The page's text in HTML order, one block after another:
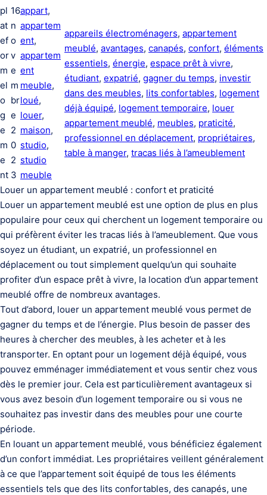
pl
at
ef
or
m
el
o
g
e
m
e
nt
16
n
o
v
e
m
br
e
2
0
2
3
appart
appartem
ent
appartem
ent
meuble
loué
louer
maison
studio
studio
meuble
appareils électroménagers, appartement
meublé, avantages, canapés, confort, éléments
essentiels, énergie, espace prêt à vivre
étudiant, expatrié, gagner du temps, investir
dans des meubles, lits confortables, logement
déjà équipé, logement temporaire, louer
appartement meublé, meubles, praticité
professionnel en déplacement, propriétaires
table à manger, tracas liés à l’ameublement
Louer un appartement meublé : confort et praticité
Louer un appartement meublé est une option de plus en plus
populaire pour ceux qui cherchent un logement temporaire ou
qui préfèrent éviter les tracas liés à l’ameublement. Que vous
soyez un étudiant, un expatrié, un professionnel en
déplacement ou tout simplement quelqu’un qui souhaite
profiter d’un espace prêt à vivre, la location d’un appartement
meublé offre de nombreux avantages.
Tout d’abord, louer un appartement meublé vous permet de
gagner du temps et de l’énergie. Plus besoin de passer des
heures à chercher des meubles, à les acheter et à les
transporter. En optant pour un logement déjà équipé, vous
pouvez emménager immédiatement et vous sentir chez vous
dès le premier jour. Cela est particulièrement avantageux si
vous avez besoin d’un logement temporaire ou si vous ne
souhaitez pas investir dans des meubles pour une courte
période.
En louant un appartement meublé, vous bénéficiez également
d’un confort immédiat. Les propriétaires veillent généralement
à ce que l’appartement soit équipé de tous les éléments
essentiels tels que des lits confortables, des canapés, une